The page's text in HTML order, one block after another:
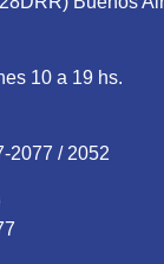
10 a 19 hs.
2077 / 2052